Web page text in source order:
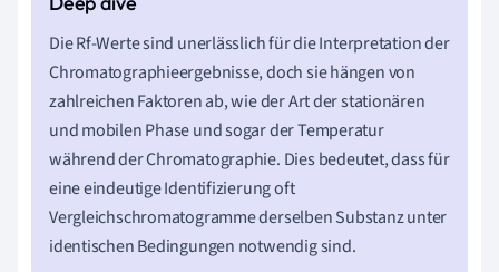
Die Rf-Werte sind unerlässlich für die Interpretation der
Chromatographieergebnisse, doch sie hängen von
zahlreichen Faktoren ab, wie der Art der stationären
und mobilen Phase und sogar der Temperatur
während der Chromatographie. Dies bedeutet, dass für
eine eindeutige Identifizierung oft
Vergleichschromatogramme derselben Substanz unter
identischen Bedingungen notwendig sind.